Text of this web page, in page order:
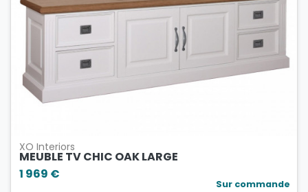
XO Interiors
MEUBLE TV CHIC OAK LARGE
1 969 €
Sur commande